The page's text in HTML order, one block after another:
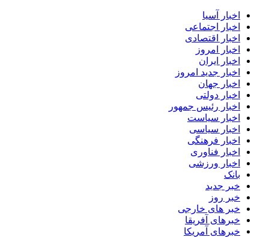
اخبار آسیا
اخبار اجتماعی
اخبار اقتصادی
اخبار امروز
اخبار ایران
اخبار جدید امروز
اخبار جهان
اخبار دولتی
اخبار رئیس جمهور
اخبار سیاست
اخبار سیاسی
اخبار فرهنگی
اخبار فناوری
اخبار ورزشی
بانک
خبر جدید
خبر روز
خبر های خارجی
خبرهای آفریقا
خبرهای آمریکا